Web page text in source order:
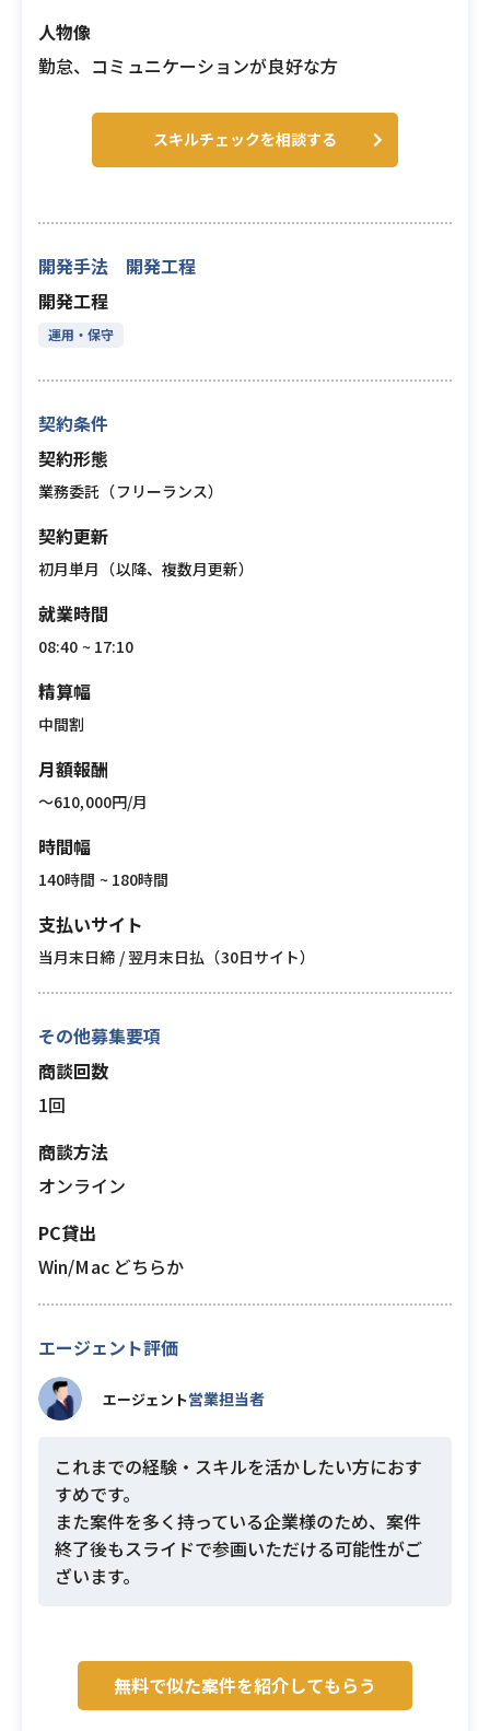
人物像
勤怠、コミュニケーションが良好な方
スキルチェックを相談する
開発手法 開発工程
開発工程
運用・保守
契約条件
契約形態
業務委託（フリーランス）
契約更新
初月単月（以降、複数月更新）
就業時間
08:40 ~ 17:10
精算幅
中間割
月額報酬
〜610,000円/月
時間幅
140時間 ~ 180時間
支払いサイト
当月末日締 / 翌月末日払（30日サイト）
その他募集要項
商談回数
1回
商談方法
オンライン
PC貸出
Win/Mac どちらか
エージェント評価
エージェント営業担当者
これまでの経験・スキルを活かしたい方におす
すめです。
また案件を多く持っている企業様のため、案件
終了後もスライドで参画いただける可能性がご
ざいます。
無料で似た案件を紹介してもらう